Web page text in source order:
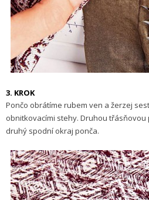
3. KROK
Pončo obrátíme rubem ven a žerzej
obnitkovacími stehy. Druhou
druhý spodní okraj ponča.